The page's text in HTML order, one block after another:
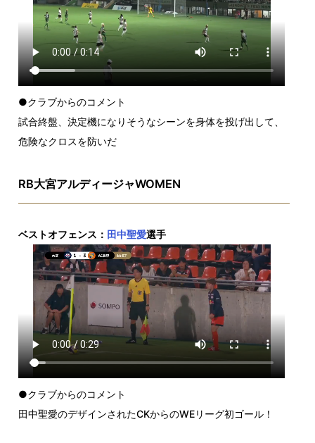
●クラブからのコメント
試合終盤、決定機になりそうなシーンを身体を投げ出して、
危険なクロスを防いだ
RB大宮アルディージャWOMEN
ベストオフェンス： 田中聖愛選手
●クラブからのコメント
田中聖愛のデザインされたCKからのWEリーグ初ゴール！